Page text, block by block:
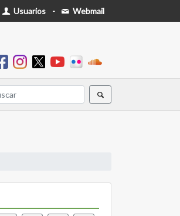
Usuarios - Webmail